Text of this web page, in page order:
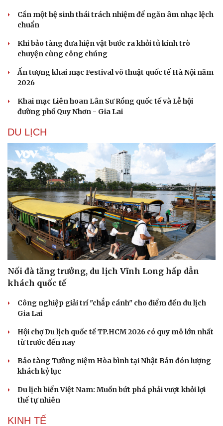
Sức khỏe
Cây thuốc
Sản phụ khoa
Nhi khoa
Nam khoa
Làm đẹp - giảm cân
Phòng mạch online
Ăn sạch sống khỏe
Blog
Cần một hệ sinh thái trách nhiệm để ngăn âm nhạc lệch
chuẩn
Khi bảo tàng đưa hiện vật bước ra khỏi tủ kính trò
chuyện cùng công chúng
Ấn tượng khai mạc Festival võ thuật quốc tế Hà Nội năm
2026
Khai mạc Liên hoan Lân Sư Rồng quốc tế và Lễ hội
đường phố Quy Nhơn - Gia Lai
DU LỊCH
Nối đà tăng trưởng, du lịch Vĩnh Long hấp dẫn
khách quốc tế
Công nghiệp giải trí "chắp cánh" cho điểm đến du lịch
Gia Lai
Hội chợ Du lịch quốc tế TP.HCM 2026 có quy mô lớn nhất
từ trước đến nay
Bảo tàng Tưởng niệm Hòa bình tại Nhật Bản đón lượng
khách kỷ lục
Du lịch biển Việt Nam: Muốn bứt phá phải vượt khỏi lợi
thế tự nhiên
KINH TẾ